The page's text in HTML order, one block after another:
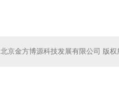
北京金方博源科技发展有限公司 版权